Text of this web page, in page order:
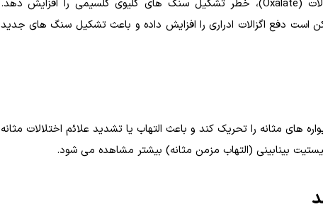
استفاده زیاد از لیموترش ممکن است به دلیل مقادیر بالای اگزالات (Oxalate)، خطر تشکیل سنگ های کلیوی کلسیمی را افزایش دهد.
است دفع اگزالات ادراری را افزایش داده و باعث تشکیل سنگ های جدید
های مثانه را تحریک کند و باعث التهاب یا تشدید علائم اختلالات مثانه
بینابینی (التهاب مزمن مثانه) بیشتر مشاهده می شود.